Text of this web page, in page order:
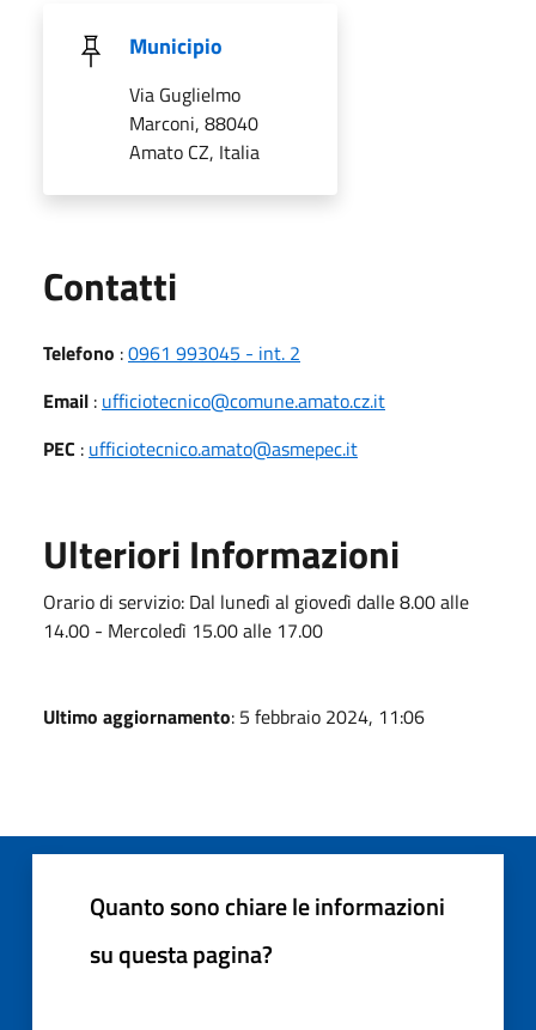
Municipio
Via Guglielmo
Marconi, 88040
Amato CZ, Italia
Contatti
Telefono :0961 993045 - int. 2
Email : ufficiotecnico@comune.amato.cz.it
PEC : ufficiotecnico.amato@asmepec.it
Ulteriori Informazioni
Orario di servizio: Dal lunedì al giovedì dalle 8.00 alle
14.00 - Mercoledì 15.00 alle 17.00
Ultimo aggiornamento: 5 febbraio 2024, 11:06
Quanto sono chiare le informazioni
su questa pagina?